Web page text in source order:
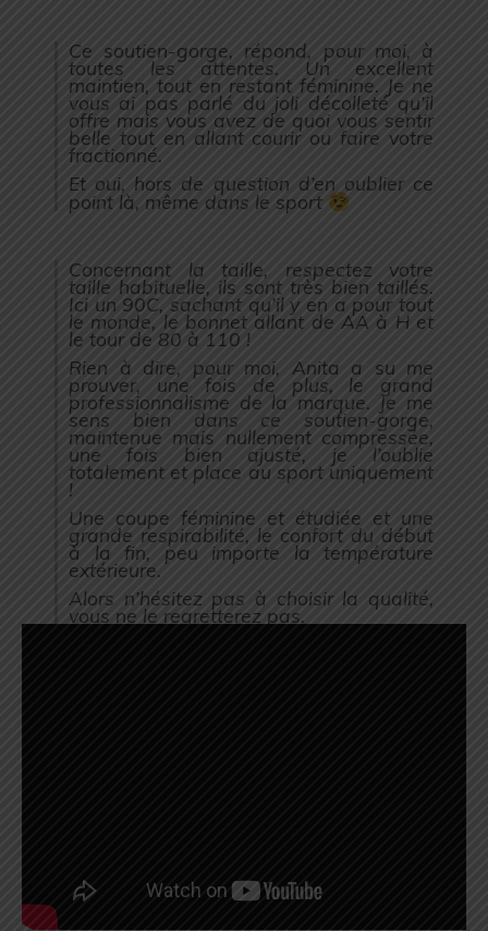
Ce soutien-gorge, répond, pour moi, à
toutes les attentes. Un excellent
maintien, tout en restant féminine. Je ne
vous ai pas parlé du joli décolleté qu’il
offre mais vous avez de quoi vous sentir
belle tout en allant courir ou faire votre
fractionné.
Et oui, hors de question d’en oublier ce
point là, même dans le sport
Concernant la taille, respectez votre
taille habituelle, ils sont très bien taillés.
Ici un 90C, sachant qu’il y en a pour tout
le monde, le bonnet allant de AA à H et
le tour de 80 à 110 !
Rien à dire, pour moi, Anita a su me
prouver, une fois de plus, le grand
professionnalisme de la marque. Je me
sens bien dans ce soutien-gorge,
maintenue mais nullement compressée,
une fois bien ajusté, je l’oublie
totalement et place au sport uniquement
!
Une coupe féminine et étudiée et une
grande respirabilité, le confort du début
à la fin, peu importe la température
extérieure.
Alors n’hésitez pas à choisir la qualité,
vous ne le regretterez pas.